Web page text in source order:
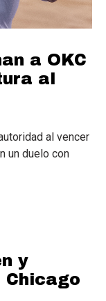
a OKC
al
al vencer
un duelo con
y
Chicago